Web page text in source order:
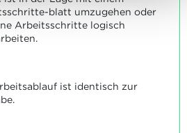
blatt umzugehen oder
Arbeitsschritte logisch
ist identisch zur